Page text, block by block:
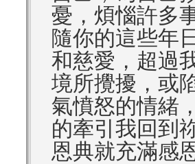
憂，煩惱許多
隨你的這些年
和慈愛，超過
境所攪擾，或
氣憤怒的情緒
的牽引我回到
恩典就充滿感